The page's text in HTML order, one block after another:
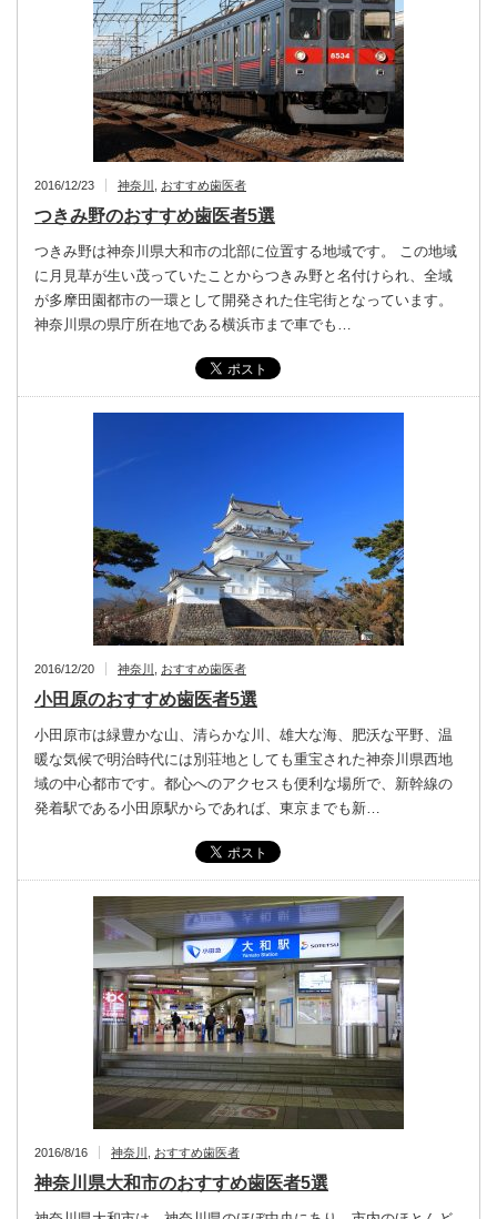
2016/12/23 神奈川 おすすめ歯医者
つきみ野のおすすめ歯医者5選
つきみ野は神奈川県大和市の北部に位置する地域です。 この地域
に月見草が生い茂っていたことからつきみ野と名付けられ、全域
が多摩田園都市の一環として開発された住宅街となっています。
神奈川県の県庁所在地である横浜市まで車でも…
2016/12/20 神奈川 おすすめ歯医者
小田原のおすすめ歯医者5選
小田原市は緑豊かな山、清らかな川、雄大な海、肥沃な平野、温
暖な気候で明治時代には別荘地としても重宝された神奈川県西地
域の中心都市です。都心へのアクセスも便利な場所で、新幹線の
発着駅である小田原駅からであれば、東京までも新…
2016/8/16 神奈川 おすすめ歯医者
神奈川県大和市のおすすめ歯医者5選